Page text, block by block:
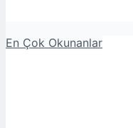
En Çok Okunanlar